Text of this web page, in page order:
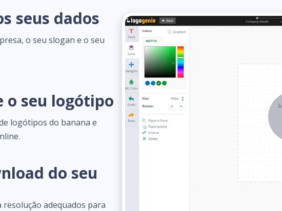
seus dados
o seu slogan e o seu
o seu logótipo
logótipos do banana e
do seu
adequados para